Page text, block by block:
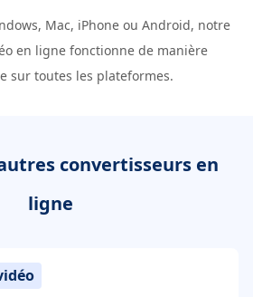
Mac, iPhone ou Android, notre
en ligne fonctionne de manière
sur toutes les plateformes.
convertisseurs en
ligne